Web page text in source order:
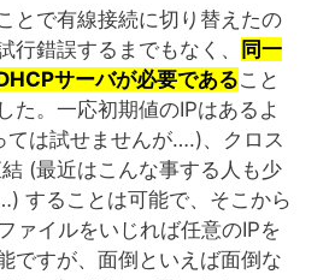
とで有線接続に切り替えたの
行錯誤するまでもなく、 同一
サーバが必要であること
た。一応初期値のIPはあるよ
ては試せませんが….)、クロス
(最近はこんな事する人も少
することは可能で、そこから
ァイルをいじれば任意のIPを
ですが、面倒といえば面倒な